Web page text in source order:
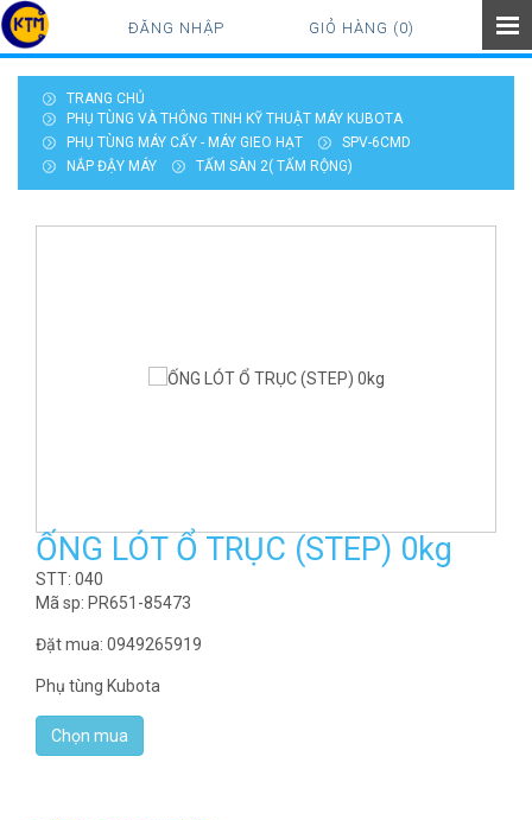
GIỎ HÀNG (0)
ĐĂNG NHẬP
TRANG CHỦ
PHỤ TÙNG VÀ THÔNG TINH KỸ THUẬT MÁY KUBOTA
PHỤ TÙNG MÁY CẤY - MÁY GIEO HẠT
SPV-6CMD
NẮP ĐẬY MÁY
TẤM SÀN 2( TẤM RỘNG)
ỐNG LÓT Ổ TRỤC (STEP) 0kg
STT: 040
Mã sp: PR651-85473
Đặt mua: 0949265919
Phụ tùng Kubota